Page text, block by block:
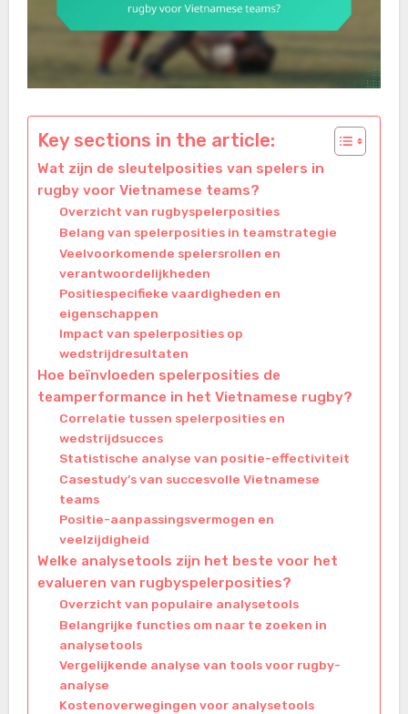
Key sections in the article:
Wat zijn de sleutelposities van spelers in
rugby voor Vietnamese teams?
Overzicht van rugbyspelerposities
Belang van spelerposities in teamstrategie
Veelvoorkomende spelersrollen en
verantwoordelijkheden
Positiespecifieke vaardigheden en
eigenschappen
Impact van spelerposities op
wedstrijdresultaten
Hoe beïnvloeden spelerposities de
teamperformance in het Vietnamese rugby?
Correlatie tussen spelerposities en
wedstrijdsucces
Statistische analyse van positie-effectiviteit
Casestudy’s van succesvolle Vietnamese
teams
Positie-aanpassingsvermogen en
veelzijdigheid
Welke analysetools zijn het beste voor het
evalueren van rugbyspelerposities?
Overzicht van populaire analysetools
Belangrijke functies om naar te zoeken in
analysetools
Vergelijkende analyse van tools voor rugby-
analyse
Kostenoverwegingen voor analysetools